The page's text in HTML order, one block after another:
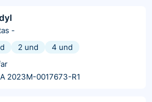
-
2 und
4 und
2023M-0017673-R1